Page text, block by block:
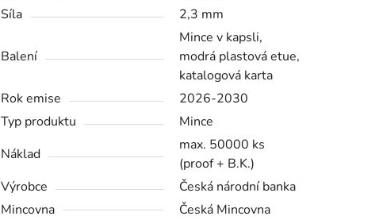
Síla
2,3 mm
Balení
Mince v kapsli,
modrá plastová etue,
katalogová karta
Rok emise
2026-2030
Typ produktu
Mince
Náklad
max. 50000 ks
(proof + B.K.)
Výrobce
Česká národní banka
Mincovna
Česká Mincovna